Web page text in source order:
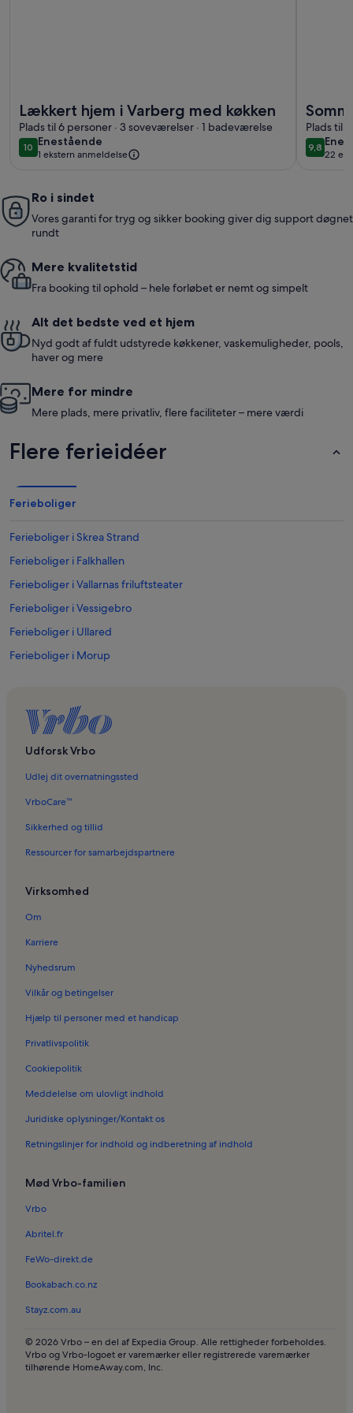
Lækkert hjem i Varberg med køkken
Plads til 6 personer · 3 soveværelser · 1 badeværelse
1010 ud af 10
Enestående
enestående
1 ekstern anmeldelse
Plads til
9,89,8 ud
22
Ro i sindet
Vores garanti for tryg og sikker booking giver dig support døgnet
rundt
Mere kvalitetstid
Fra booking til ophold – hele forløbet er nemt og simpelt
Alt det bedste ved et hjem
Nyd godt af fuldt udstyrede køkkener, vaskemuligheder, pools,
haver og mere
Mere for mindre
Mere plads, mere privatliv, flere faciliteter – mere værdi
Flere ferieidéer
Ferieboliger
Ferieboliger i Skrea Strand
Ferieboliger i Falkhallen
Ferieboliger i Vallarnas friluftsteater
Ferieboliger i Vessigebro
Ferieboliger i Ullared
Ferieboliger i Morup
Ferieboliger i Varberg Fæstning
Ferieboliger i Åsa
Ferieboliger i Folkared
Ferieboliger i Falkenbergs Kommun
Ferieboliger i Frillesås
Ferieboliger i Apelviken
Ferieboliger i Varberg
Ferieboliger i Ästad
Ferieboliger i Centrum
Ferieboliger i Vallersvik Strand
Ferieboliger i Falkenberg
Ferieboliger i Karl Gustav
Ferieboliger i Grimeton Radiostation
Ferieboliger i Veddige
Udforsk Vrbo
Udlej dit overnatningssted
VrboCare™
Sikkerhed og tillid
Ressourcer for samarbejdspartnere
Virksomhed
Om
Karriere
Nyhedsrum
Vilkår og betingelser
Hjælp til personer med et handicap
Privatlivspolitik
Cookiepolitik
Meddelelse om ulovligt indhold
Juridiske oplysninger/Kontakt os
Retningslinjer for indhold og indberetning af indhold
Mød Vrbo-familien
Vrbo
Abritel.fr
FeWo-direkt.de
Bookabach.co.nz
Stayz.com.au
© 2026 Vrbo – en del af Expedia Group. Alle rettigheder forbeholdes.
Vrbo og Vrbo-logoet er varemærker eller registrerede varemærker
tilhørende HomeAway.com, Inc.